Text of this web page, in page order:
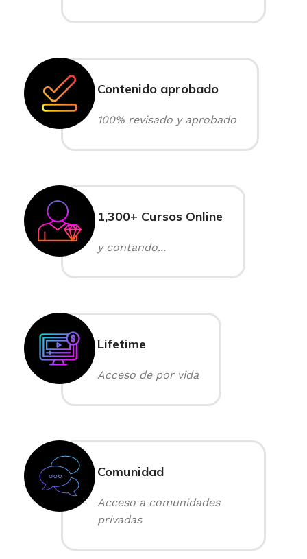
Contenido aprobado
100% revisado y aprobado
1,300+ Cursos Online
y contando...
Lifetime
Acceso de por vida
Comunidad
Acceso a comunidades
privadas